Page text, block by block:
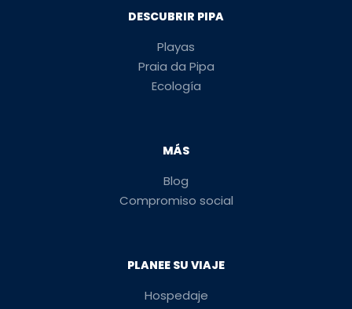
DESCUBRIR PIPA
Playas
Praia da Pipa
Ecología
MÁS
Blog
Compromiso social
PLANEE SU VIAJE
Hospedaje